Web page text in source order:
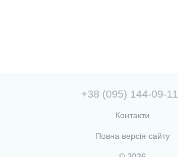
+38 (095) 144-09-11
Контакти
Повна версія сайту